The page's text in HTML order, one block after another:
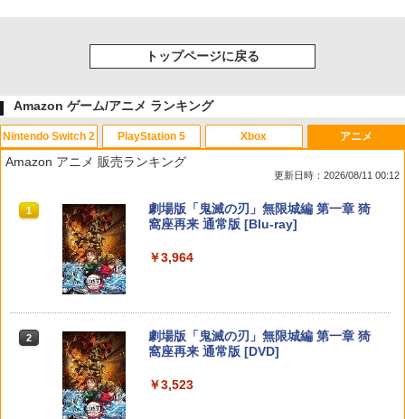
トップページに戻る
Amazon ゲーム/アニメ ランキング
Nintendo Switch 2
1
スプラトゥーン レイダース|オンライン
コード版
￥5,832
2 Nintendo Switch 2(日本語・国内専用)
PlayStation 5
1
PlayStation 5 デジタル・エディション
日本語専用 Console Language: Japan
2
Beast of Reincarnation -PS5 【特典】
プロダクトコード 封入
￥7,286
Xbox
1
【純正品】Xbox ワイヤレス コントロー
ラー + USB-C® ケーブル
￥8,300
ラー (ロボット ホワイト)
アニメ
Amazon アニメ 販売ランキング
更新日時：2026/08/11 00:12
1
劇場版「鬼滅の刃」無限城編 第一章 猗
窩座再来 通常版 [Blu-ray]
￥3,964
2
劇場版「鬼滅の刃」無限城編 第一章 猗
窩座再来 通常版 [DVD]
￥3,523